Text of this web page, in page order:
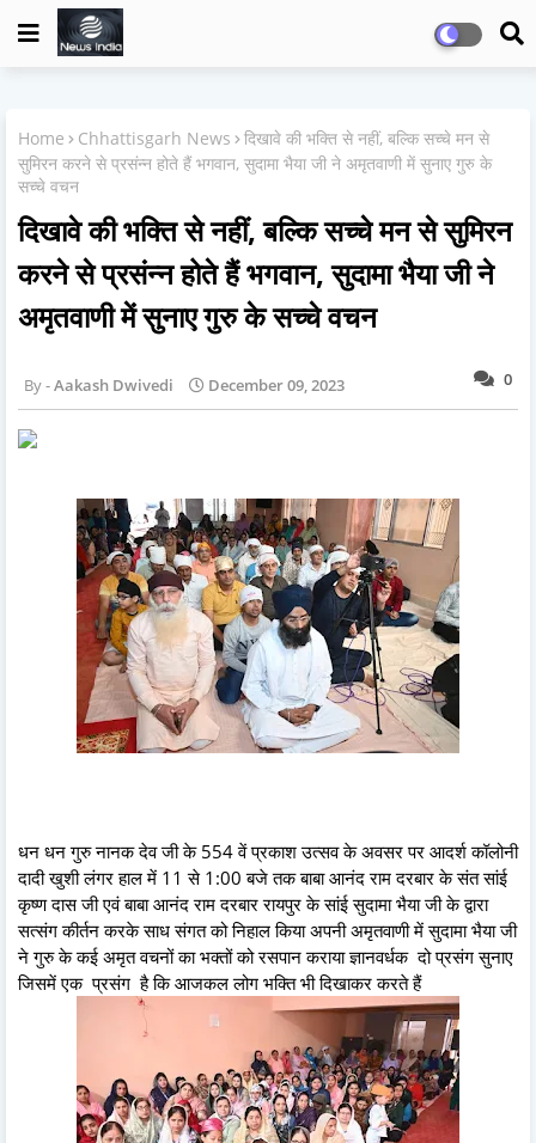
Home Chhattisgarh News
दिखावे की भक्ति से नहीं, बल्कि सच्चे मन से
सुमिरन करने से प्रसंन्न होते हैं भगवान, सुदामा भैया जी ने अमृतवाणी में सुनाए गुरु के
सच्चे वचन
दिखावे की भक्ति से नहीं, बल्कि सच्चे मन से सुमिरन
करने से प्रसंन्न होते हैं भगवान, सुदामा भैया जी ने
अमृतवाणी में सुनाए गुरु के सच्चे वचन
0
Aakash Dwivedi December 09, 2023
धन धन गुरु नानक देव जी के 554 वें प्रकाश उत्सव के अवसर पर आदर्श कॉलोनी
दादी खुशी लंगर हाल में 11 से 1:00 बजे तक बाबा आनंद राम दरबार के संत सांई
कृष्ण दास जी एवं बाबा आनंद राम दरबार रायपुर के सांई सुदामा भैया जी के द्वारा
सत्संग कीर्तन करके साध संगत को निहाल किया अपनी अमृतवाणी में सुदामा भैया जी
ने गुरु के कई अमृत वचनों का भक्तों को रसपान कराया ज्ञानवर्धक दो प्रसंग सुनाए
जिसमें एक प्रसंग है कि आजकल लोग भक्ति भी दिखाकर करते हैं